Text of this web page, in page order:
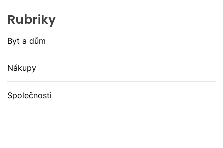
Rubriky
Byt a dům
Nákupy
Společnosti